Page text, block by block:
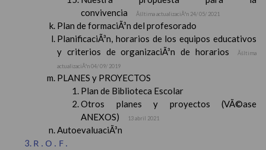
convivencia
Ãšltima actualizaciÃ³n 24/ 05/ 2021
Plan de formaciÃ³n del profesorado
PlanificaciÃ³n, horarios de los equipos educativos
y criterios de organizaciÃ³n de horarios
Ãšltima
actualizaciÃ³n 04/ 09/ 2019
PLANES y PROYECTOS
Plan de Biblioteca Escolar
Otros planes y proyectos (VÃ©ase
ANEXOS)
13 abril 2021
AutoevaluaciÃ³n
R.O.F.